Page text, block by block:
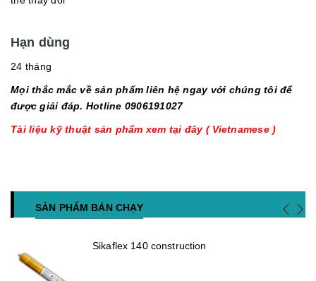
Hạn dùng
24 tháng
Mọi thắc mắc về sản phẩm liên hệ ngay với chúng tôi để
được giải đáp. Hotline 0906191027
Tài liệu kỹ thuật sản phẩm xem tại đây ( Vietnamese )
SẢN PHẨM BÁN CHẠY
Sikaflex 140 construction